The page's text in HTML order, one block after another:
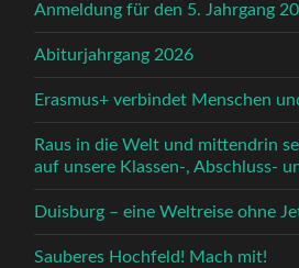
Anmeldung für den 5. Jahrgang
Abiturjahrgang 2026
Erasmus+ verbindet Menschen
Raus in die Welt und mittendrin
auf unsere Klassen-, Abschluss-
Duisburg – eine Weltreise ohne
Sauberes Hochfeld! Mach mit!